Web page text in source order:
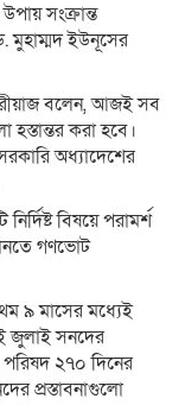
সংক্রান্ত
মুহাম্মদ ইউনূসের
বলেন, আজই সব
হস্তান্তর করা হবে।
অধ্যাদেশের
বিষয়ে পরামর্শ
গণভোট
৯ মাসের মধ্যেই
জুলাই সনদের
পরিষদ ২৭০ দিনের
প্রস্তাবনাগুলো